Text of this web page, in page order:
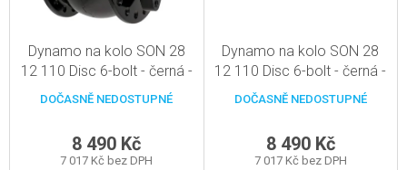
Dynamo na kolo SON 28
12 110 Disc 6-bolt - černá -
24d, pevná osa
DOČASNĚ NEDOSTUPNÉ
7 017 Kč bez DPH
8 490 Kč
Dynamo na kolo SON 28
12 110 Disc 6-bolt - černá -
28d, pevná osa
DOČASNĚ NEDOSTUPNÉ
7 017 Kč bez DPH
8 490 Kč